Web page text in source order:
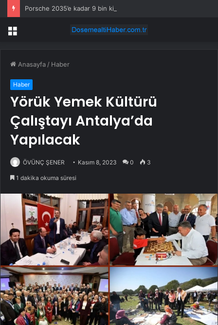
Porsche 2035’e kadar 9 bin kişiyi işten çıkaracak
Menü
Anasayfa / Haber
Haber
Yörük Yemek Kültürü
Çalıştayı Antalya’da
Yapılacak
ÖVÜNÇ ŞENER Kasım 8, 2023 0 3
1 dakika okuma süresi